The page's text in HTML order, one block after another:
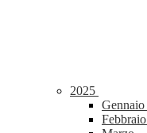
2025
Gennaio
Febbraio